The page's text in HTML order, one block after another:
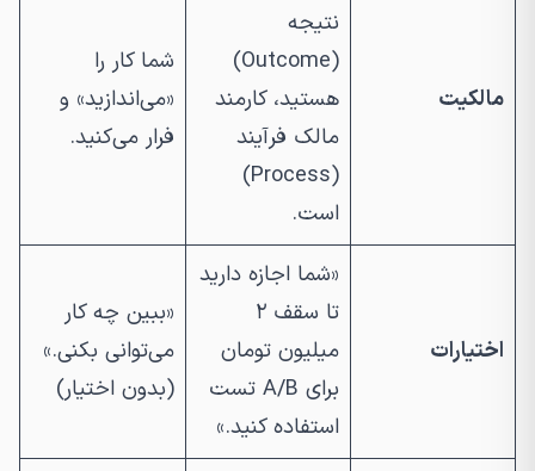
مالکیت
نتیجه
(Outcome)
هستید، کارمند
مالک فرآیند
(Process)
است.
شما کار را
«می‌اندازید» و
فرار می‌کنید.
اختیارات
«شما اجازه دارید
تا سقف ۲
میلیون تومان
برای A/B تست
استفاده کنید.»
«ببین چه کار
می‌توانی بکنی.»
(بدون اختیار)